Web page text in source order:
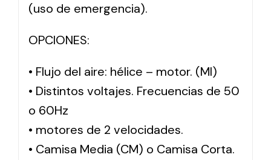
(uso de emergencia).
OPCIONES:
• Flujo del aire: hélice – motor. (MI)
• Distintos voltajes. Frecuencias de 50
o 60Hz
• motores de 2 velocidades.
• Camisa Media (CM) o Camisa Corta.